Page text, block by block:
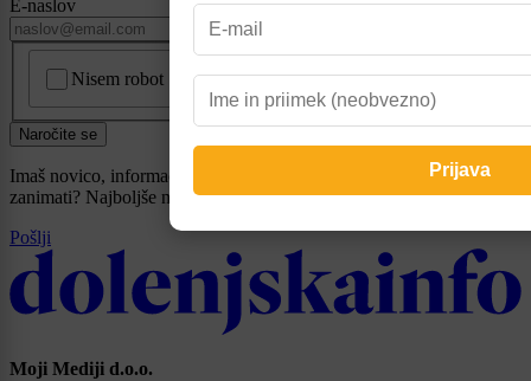
E-naslov
Nisem robot
Naročite se
Imaš novico, informacijo, fotografijo ali video, ki bi nas utegnila
zanimati? Najboljše nagradimo.
Pošlji
Moji Mediji d.o.o.